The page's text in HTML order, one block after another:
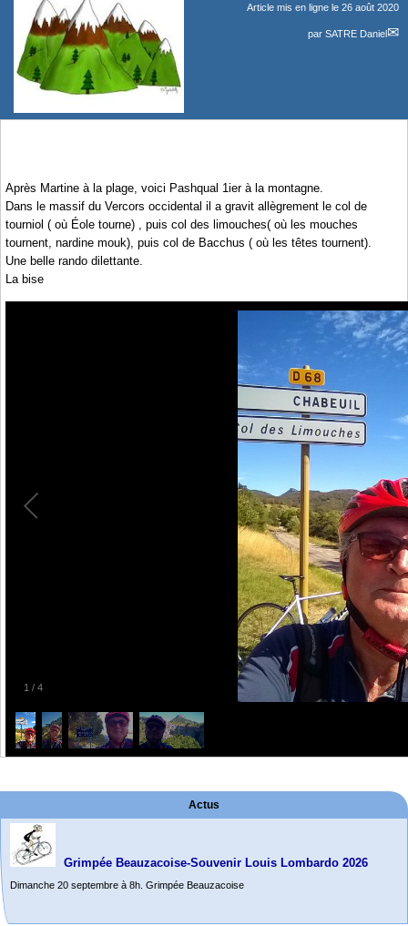
Article mis en ligne le 26 août 2020
par SATRE Daniel
Après Martine à la plage, voici Pashqual 1ier à la montagne.
Dans le massif du Vercors occidental il a gravit allègrement le col de
tourniol ( où Éole tourne) , puis col des limouches( où les mouches
tournent, nardine mouk), puis col de Bacchus ( où les têtes tournent).
Une belle rando dilettante.
La bise
1 / 4
Actus
Dimanche 20 septembre à 8h. Grimpée Beauzacoise